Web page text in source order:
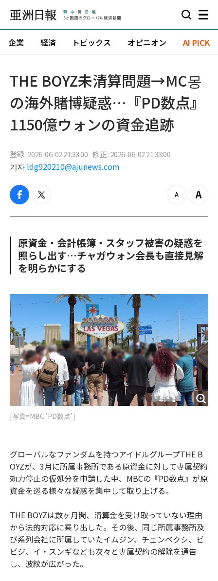
企業 経済 トピックス オピニオン AI PICK
THE BOYZ未清算問題→MC몽
の海外賭博疑惑…『PD数点』
1150億ウォンの資金追跡
登録 : 2026-06-02 21:33:00 修正 : 2026-06-02 21:33:00
기자 ldg920210@ajunews.com
f
c
o
o
k
t
i
e
r
z
o
u
t
Z
o
n
原資金・会計帳簿・スタッフ被害の疑惑を
照らし出す…チャガウォン会長も直接見解
を明らかにする
[写真=MBC 'PD数点']
グローバルなファンダムを持つアイドルグループTHE B
OYZが、3月に所属事務所である原資金に対して専属契約
効力停止の仮処分を申請した中、MBCの『PD数点』が原
資金を巡る様々な疑惑を集中して取り上げる。
THE BOYZは数ヶ月間、清算金を受け取っていない理由
から法的対応に乗り出した。その後、同じ所属事務所及
び系列会社に所属していたイムジン、チェンベクシ、ビ
ビジ、イ・スンギなども次々と専属契約の解除を通告
し、波紋が広がった。